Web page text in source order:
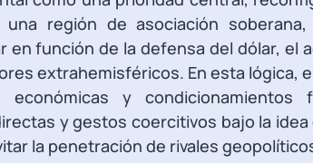
región de asociación
en función de la defensa del dólar, el
extrahemisféricos. En esta lógica,
y condicionamientos
y gestos coercitivos bajo la
la penetración de rivales